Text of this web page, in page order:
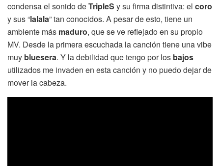
condensa el sonido deTripleS y su firma distintiva: el coro
y sus “lalala” tan conocidos. A pesar de esto, tiene un
ambiente más maduro, que se ve reflejado en su propio
MV. Desde la primera escuchada la canción tiene una vibe
muy bluesera. Y la debilidad que tengo por los bajos
utilizados me invaden en esta canción y no puedo dejar de
mover la cabeza.